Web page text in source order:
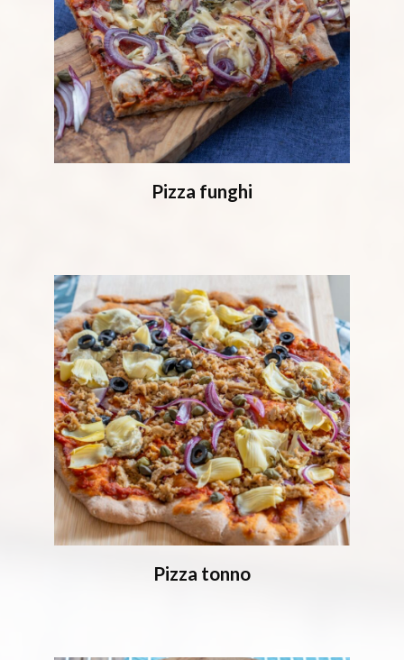
Pizza funghi
Pizza tonno